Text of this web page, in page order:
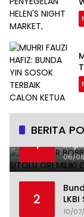
BERITA
1
06/
2
10/